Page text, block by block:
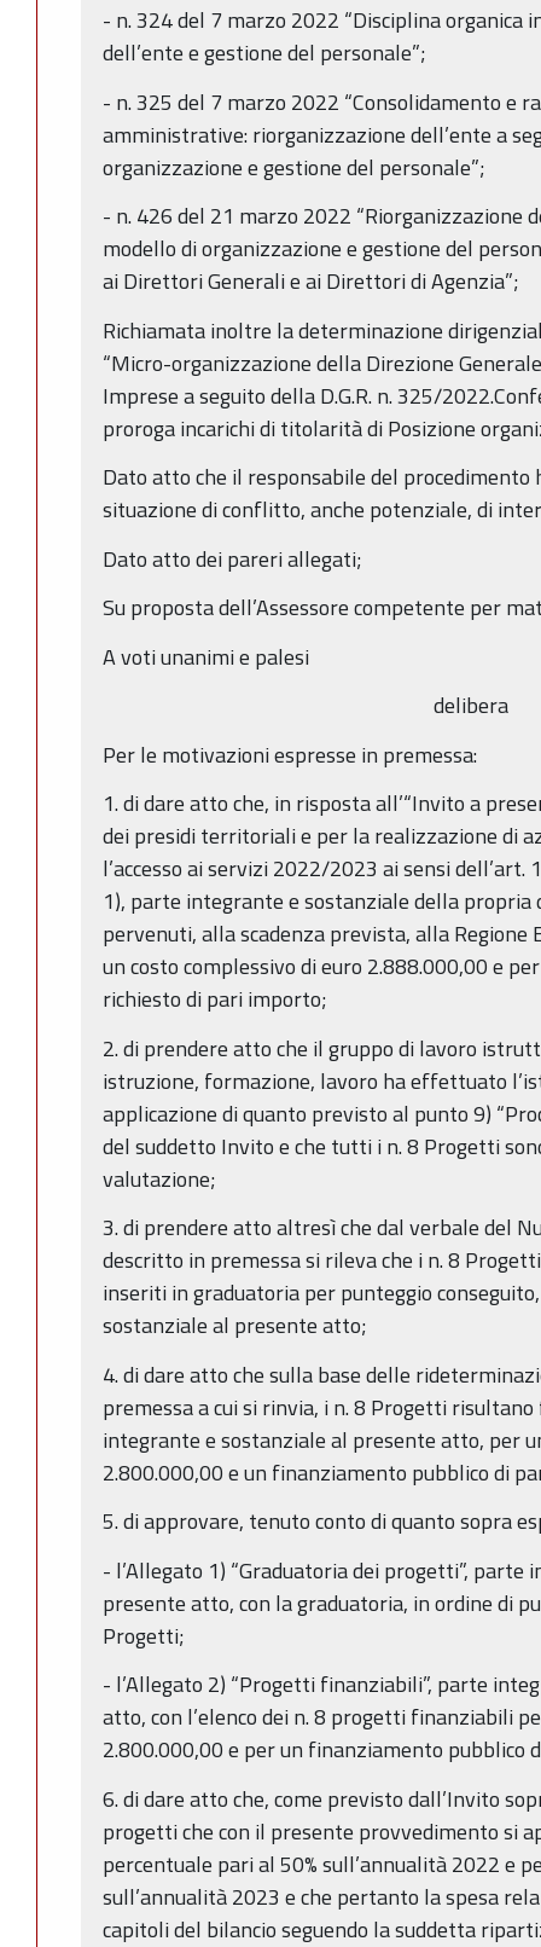
- n. 324 del 7 marzo 2022 “Disciplina organica
dell’ente e gestione del personale”;
- n. 325 del 7 marzo 2022 “Consolidamento e
amministrative: riorganizzazione dell’ente a
organizzazione e gestione del personale”;
- n. 426 del 21 marzo 2022 “Riorganizzazione
modello di organizzazione e gestione del
ai Direttori Generali e ai Direttori di Agenzia”;
Richiamata inoltre la determinazione
“Micro-organizzazione della Direzione
Imprese a seguito della D.G.R. n. 325/
proroga incarichi di titolarità di Posizione
Dato atto che il responsabile del
situazione di conflitto, anche potenziale, di
Dato atto dei pareri allegati;
Su proposta dell’Assessore competente per
A voti unanimi e palesi
delibera
Per le motivazioni espresse in premessa:
1. di dare atto che, in risposta all’“Invito a
dei presidi territoriali e per la realizzazione di
l’accesso ai servizi 2022/2023 ai sensi
1), parte integrante e sostanziale della
pervenuti, alla scadenza prevista, alla
un costo complessivo di euro 2.888.000,00 e
richiesto di pari importo;
2. di prendere atto che il gruppo di lavoro
istruzione, formazione, lavoro ha effettuato
applicazione di quanto previsto al punto 9)
del suddetto Invito e che tutti i n. 8 Progetti
valutazione;
3. di prendere atto altresì che dal verbale del
descritto in premessa si rileva che i n. 8
inseriti in graduatoria per punteggio
sostanziale al presente atto;
4. di dare atto che sulla base delle
premessa a cui si rinvia, i n. 8 Progetti
integrante e sostanziale al presente atto, per
2.800.000,00 e un finanziamento pubblico di
5. di approvare, tenuto conto di quanto sopra
- l’Allegato 1) “Graduatoria dei progetti”,
presente atto, con la graduatoria, in ordine di
Progetti;
- l’Allegato 2) “Progetti finanziabili”, parte
atto, con l’elenco dei n. 8 progetti finanziabili
2.800.000,00 e per un finanziamento pubblico
6. di dare atto che, come previsto dall’Invito
progetti che con il presente provvedimento si
percentuale pari al 50% sull’annualità 2022 e
sull’annualità 2023 e che pertanto la spesa
capitoli del bilancio seguendo la suddetta